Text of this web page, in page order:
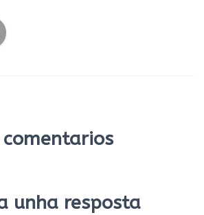
comentarios
unha resposta